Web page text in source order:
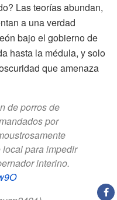
Las teorías abundan,
a una verdad
bajo el gobierno de
hasta la médula, y solo
que amenaza
de porros de
por
para impedir
interino.